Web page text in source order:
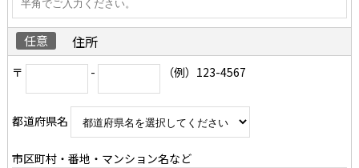
任意 住所
〒 - （例）123-4567
都道府県名
市区町村・番地・マンション名など